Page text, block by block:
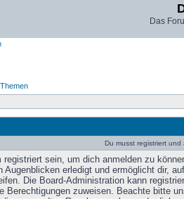
Das
Du musst registriert
registriert sein, um dich anmelden zu
Augenblicken erledigt und ermöglicht dir, auf
Die Board-Administration kann
Berechtigungen zuweisen. Beachte bitte